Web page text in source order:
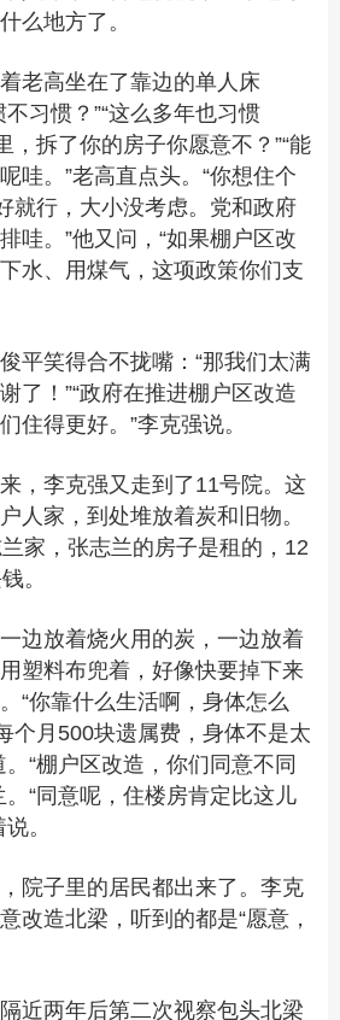
么地方了。
高坐在了靠边的单人床
习惯？”“这么多年也习惯
，拆了你的房子你愿意不？”“能
哇。”老高直点头。“你想住个
就行，大小没考虑。党和政府
哇。”他又问，“如果棚户区改
水、用煤气，这项政策你们支
笑得合不拢嘴：“那我们太满
了！”“政府在推进棚户区改造
住得更好。”李克强说。
李克强又走到了11号院。这
人家，到处堆放着炭和旧物。
家，张志兰的房子是租的，12
。
放着烧火用的炭，一边放着
塑料布兜着，好像快要掉下来
“你靠什么生活啊，身体怎么
个月500块遗属费，身体不是太
“棚户区改造，你们同意不同
。“同意呢，住楼房肯定比这儿
。
子里的居民都出来了。李克
改造北梁，听到的都是“愿意，
两年后第二次视察包头北梁